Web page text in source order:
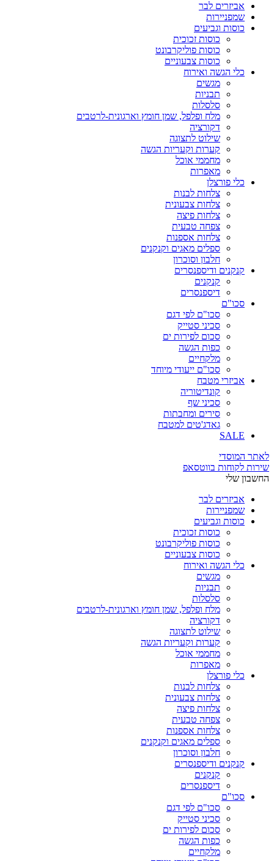
אביזרים לבר
שמפניירות
כוסות וגביעים
כוסות זכוכית
כוסות פוליקרבונט
כוסות צבעוניים
כלי הגשה ואירוח
מגשים
תבניות
סלסלות
מלח ופלפל, שמן חומץ וארגונית-לרטבים
דקורציה
שילוט לתצוגה
קערות וקעריות הגשה
מחממי אוכל
מאפרות
כלי פורצלן
צלחות לבנות
צלחות צבעונית
צלחות פיצה
צפחה טבעית
צלחות אספנות
ספלים מאגים וקנקנים
חלבון וסוכרון
קנקנים ודיספנסרים
קנקנים
דיספנסרים
סכו"ם
סכו"ם לפי דגם
סכיני סטייק
סכום לפירות ים
כפות הגשה
מלקחיים
סכו"ם ייעודי מיוחד
אביזרי מטבח
קונדיטוריה
סכיני שף
סירים ומחבתות
גאדג'טים למטבח
SALE
לאתר המוסדי
שירות לקוחות בווטסאפ
החשבון שלי
אביזרים לבר
שמפניירות
כוסות וגביעים
כוסות זכוכית
כוסות פוליקרבונט
כוסות צבעוניים
כלי הגשה ואירוח
מגשים
תבניות
סלסלות
מלח ופלפל, שמן חומץ וארגונית-לרטבים
דקורציה
שילוט לתצוגה
קערות וקעריות הגשה
מחממי אוכל
מאפרות
כלי פורצלן
צלחות לבנות
צלחות צבעונית
צלחות פיצה
צפחה טבעית
צלחות אספנות
ספלים מאגים וקנקנים
חלבון וסוכרון
קנקנים ודיספנסרים
קנקנים
דיספנסרים
סכו"ם
סכו"ם לפי דגם
סכיני סטייק
סכום לפירות ים
כפות הגשה
מלקחיים